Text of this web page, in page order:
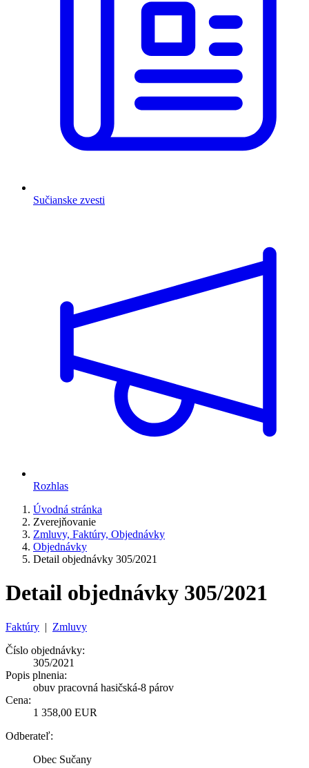
Sučianske zvesti
Rozhlas
Úvodná stránka
Zverejňovanie
Zmluvy, Faktúry, Objednávky
Objednávky
Detail objednávky 305/2021
Detail objednávky 305/2021
Faktúry | Zmluvy
Číslo objednávky:
305/2021
Popis plnenia:
obuv pracovná hasičská-8 párov
Cena:
1 358,00 EUR
Odberateľ:
Obec Sučany